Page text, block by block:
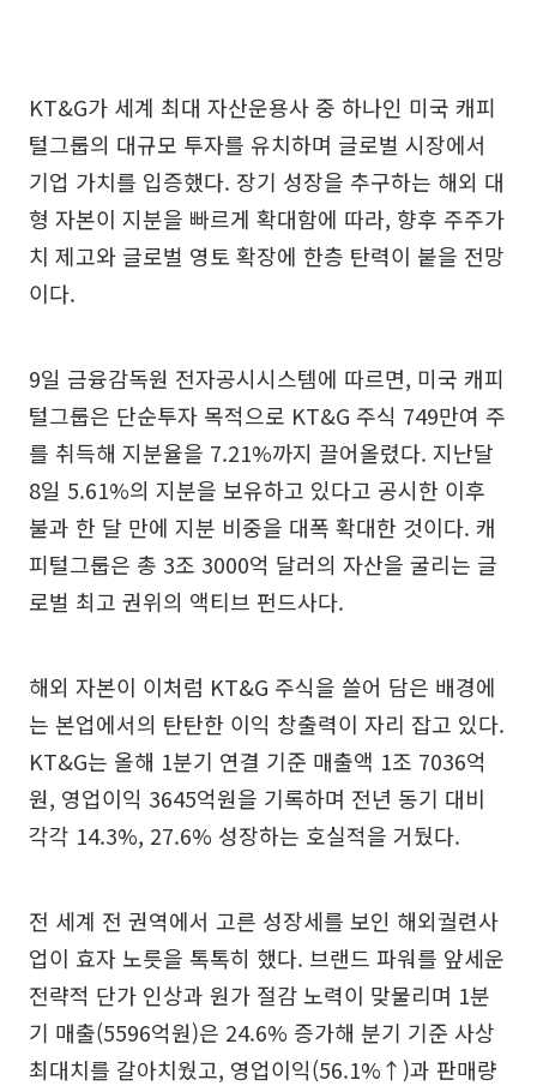
KT&G가 세계 최대 자산운용사 중 하나인 미국 캐피
털그룹의 대규모 투자를 유치하며 글로벌 시장에서
기업 가치를 입증했다. 장기 성장을 추구하는 해외 대
형 자본이 지분을 빠르게 확대함에 따라, 향후 주주가
치 제고와 글로벌 영토 확장에 한층 탄력이 붙을 전망
이다.
9일 금융감독원 전자공시시스템에 따르면, 미국 캐피
털그룹은 단순투자 목적으로 KT&G 주식 749만여 주
를 취득해 지분율을 7.21%까지 끌어올렸다. 지난달
8일 5.61%의 지분을 보유하고 있다고 공시한 이후
불과 한 달 만에 지분 비중을 대폭 확대한 것이다. 캐
피털그룹은 총 3조 3000억 달러의 자산을 굴리는 글
로벌 최고 권위의 액티브 펀드사다.
해외 자본이 이처럼 KT&G 주식을 쓸어 담은 배경에
는 본업에서의 탄탄한 이익 창출력이 자리 잡고 있다.
KT&G는 올해 1분기 연결 기준 매출액 1조 7036억
원, 영업이익 3645억원을 기록하며 전년 동기 대비
각각 14.3%, 27.6% 성장하는 호실적을 거뒀다.
전 세계 전 권역에서 고른 성장세를 보인 해외궐련사
업이 효자 노릇을 톡톡히 했다. 브랜드 파워를 앞세운
전략적 단가 인상과 원가 절감 노력이 맞물리며 1분
기 매출(5596억원)은 24.6% 증가해 분기 기준 사상
최대치를 갈아치웠고, 영업이익(56.1%↑)과 판매량